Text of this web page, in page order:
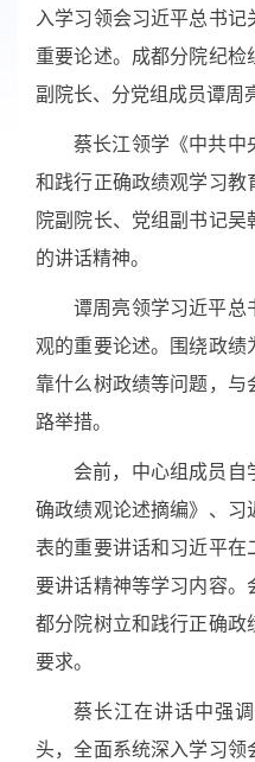
入学习领会习近平总书
重要论述。成都分院纪检
副院长、分党组成员谭周
蔡长江领学《中共中
和践行正确政绩观学习教
院副院长、党组副书记
的讲话精神。
谭周亮领学习近平总
观的重要论述。围绕政绩
靠什么树政绩等问题，与
路举措。
会前，中心组成员自
确政绩观论述摘编》、习
表的重要讲话和习近平在
要讲话精神等学习内容。
都分院树立和践行正确政
要求。
蔡长江在讲话中强
头，全面系统深入学习领